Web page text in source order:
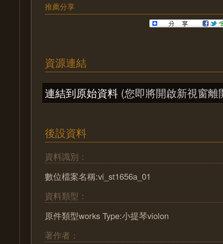
推薦分享
資源連結
連結到原始資料 (您即將開啟新視窗離
後設資料
資料識別：
數位檔案名稱:vi_st1656a_01
資料類型：
原件類型works Type:小提琴violon
著作者：